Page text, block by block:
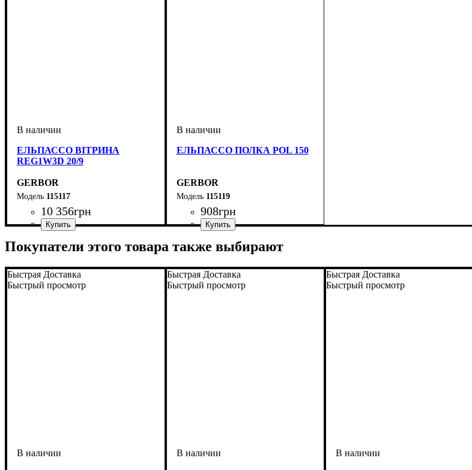
ЕЛЬПАССО ВІТРИНА
REG1W3D 20/9
GERBOR
115117
10 356грн
ЕЛЬПАССО ПОЛКА POL 150
GERBOR
115119
908грн
Покупатели этого товара также выбирают
Быстрая Доставка
Быстрый просмотр
Быстрая Доставка
Быстрый просмотр
Быстрая Доставка
Быстрый просмотр